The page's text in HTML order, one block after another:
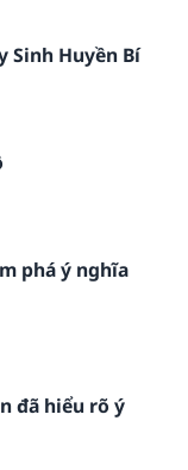
Sinh Huyền Bí
phá ý nghĩa
đã hiểu rõ ý